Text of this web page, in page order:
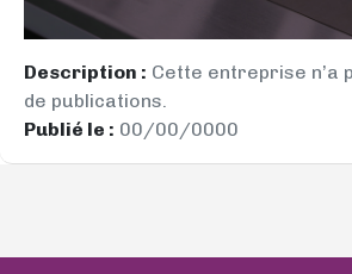
Description : Cette entreprise n’a
de publications.
Publié le : 00/00/0000